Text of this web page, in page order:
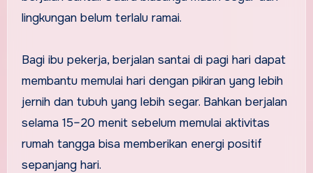
lingkungan belum terlalu ramai.
Bagi ibu pekerja, berjalan santai di pagi hari dapat
membantu memulai hari dengan pikiran yang lebih
jernih dan tubuh yang lebih segar. Bahkan berjalan
selama 15–20 menit sebelum memulai aktivitas
rumah tangga bisa memberikan energi positif
sepanjang hari.